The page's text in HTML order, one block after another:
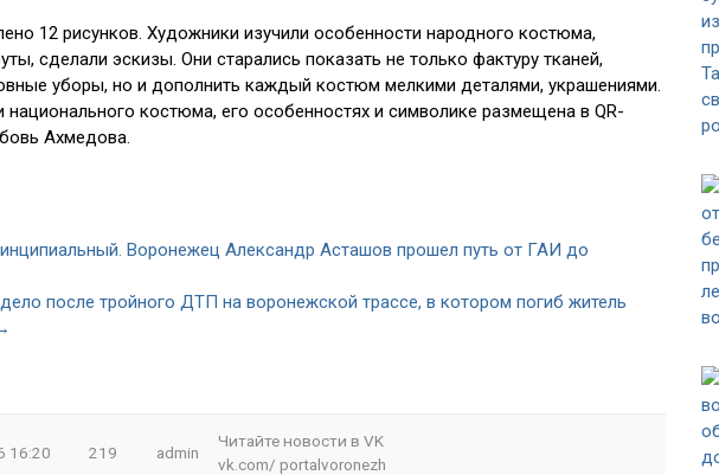
12 рисунков. Художники изучили особенности народного костюма,
сделали эскизы. Они старались показать не только фактуру тканей,
уборы, но и дополнить каждый костюм мелкими деталями, украшениями.
костюма, его особенностях и символике размещена в QR-
Ахмедова.
Воронежец Александр Асташов прошел путь от ГАИ до
после тройного ДТП на воронежской трассе, в котором погиб житель
16:20 219 admin
Читайте новости в VK
vk.com/ portalvoronezh